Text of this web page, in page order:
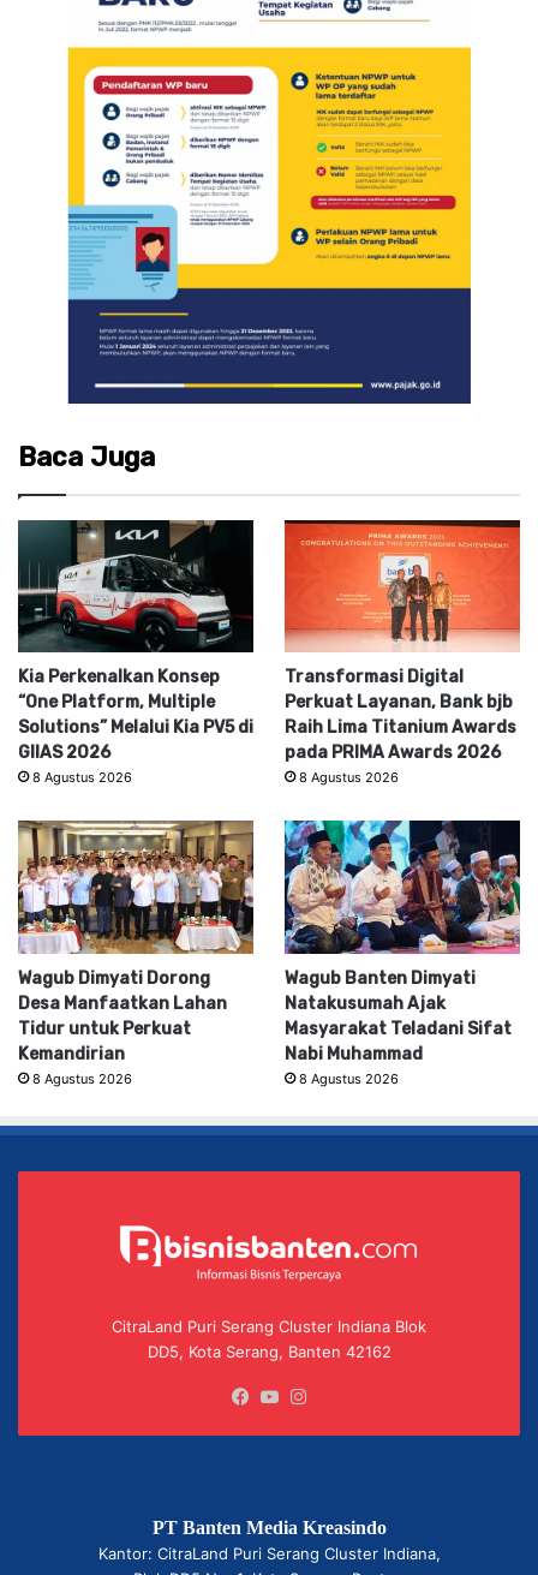
Baca Juga
Kia Perkenalkan Konsep
“One Platform, Multiple
Solutions” Melalui Kia PV5 di
GIIAS 2026
8 Agustus 2026
Transformasi Digital
Perkuat Layanan, Bank bjb
Raih Lima Titanium Awards
pada PRIMA Awards 2026
8 Agustus 2026
Wagub Dimyati Dorong
Desa Manfaatkan Lahan
Tidur untuk Perkuat
Kemandirian
8 Agustus 2026
Wagub Banten Dimyati
Natakusumah Ajak
Masyarakat Teladani Sifat
Nabi Muhammad
8 Agustus 2026
CitraLand Puri Serang Cluster Indiana Blok
DD5, Kota Serang, Banten 42162
Facebook
YouTube
PT Banten Media Kreasindo
Kantor: CitraLand Puri Serang Cluster Indiana,